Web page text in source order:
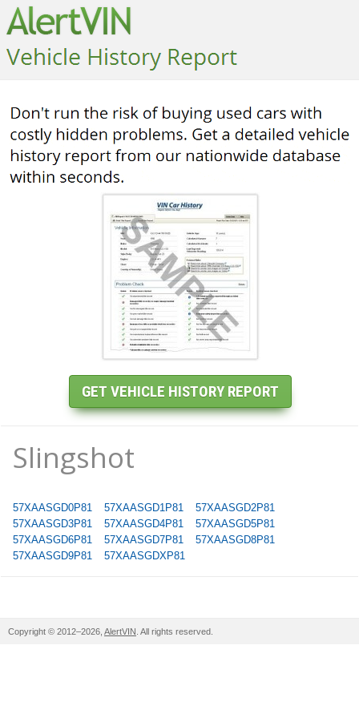
Slingshot
57XAASGD0P81 57XAASGD1P81
57XAASGD2P81
57XAASGD3P81
57XAASGD4P81
57XAASGD5P81
57XAASGD6P81
57XAASGD7P81
57XAASGD8P81
57XAASGD9P81
57XAASGDXP81
Copyright © 2012–2026, AlertVIN . All rights reserved.